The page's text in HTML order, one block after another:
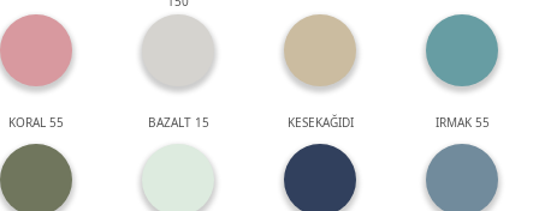
KORAL 55 BAZALT 15 KESEKAĞIDI IRMAK 55